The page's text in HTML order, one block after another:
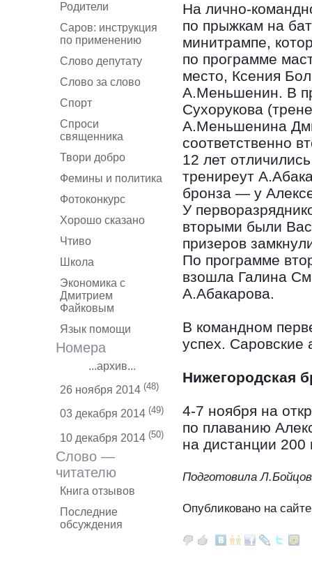
Родители
Саров: инструкция
по применению
Слово депутату
Слово за слово
Спорт
Спроси
священника
Твори добро
Фемины и политика
Фотоконкурс
Хорошо сказано
Чтиво
Школа
Экономика с
Дмитрием
Файковым
Язык помощи
Номера
...архив...
26 ноября 2014 (48)
03 декабря 2014 (49)
10 декабря 2014 (50)
Слово —
читателю
Книга отзывов
Последние
обсуждения
На лично-
по прыжкам на
минитрампе,
по программе
место, Ксения
А.Меньшенин. В
Сухорукова
А.Меньшенина
соответственно
12 лет
трениреут
бронза — у
У
вторыми были
призеров
По программе
взошла Галина
А.Абакарова.
В командном
успех.
Нижегородская
4-7 ноября на
по плаванию
на дистанции
Подготовила
Опубликовано на